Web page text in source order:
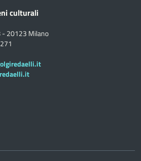
culturali
- 20123 Milano